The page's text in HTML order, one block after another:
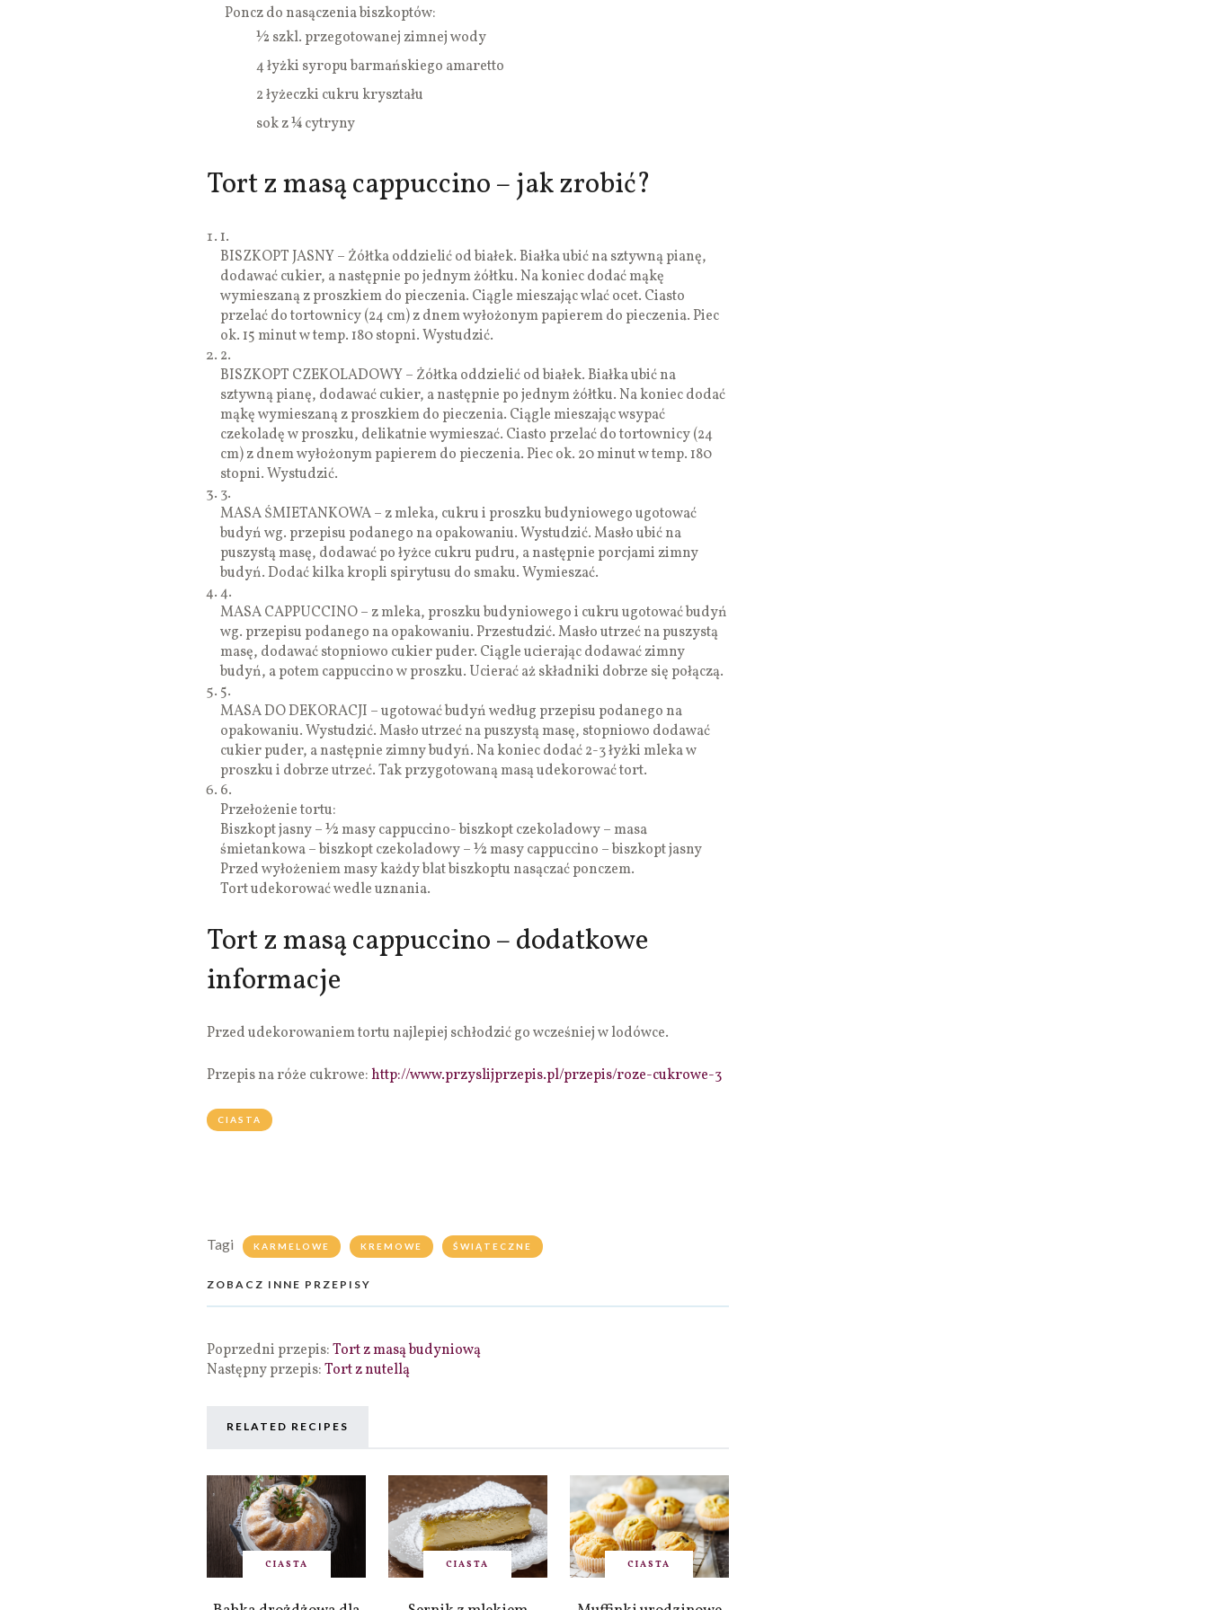
Poncz do nasączenia biszkoptów:
½ szkl. przegotowanej zimnej wody
4 łyżki syropu barmańskiego amaretto
2 łyżeczki cukru kryształu
sok z ¼ cytryny
Tort z masą cappuccino – jak zrobić?
1.
BISZKOPT JASNY – Żółtka oddzielić od białek. Białka ubić na sztywną pianę,
dodawać cukier, a następnie po jednym żółtku. Na koniec dodać mąkę
wymieszaną z proszkiem do pieczenia. Ciągle mieszając wlać ocet. Ciasto
przelać do tortownicy (24 cm) z dnem wyłożonym papierem do pieczenia. Piec
ok. 15 minut w temp. 180 stopni. Wystudzić.
2.
BISZKOPT CZEKOLADOWY – Żółtka oddzielić od białek. Białka ubić na
sztywną pianę, dodawać cukier, a następnie po jednym żółtku. Na koniec dodać
mąkę wymieszaną z proszkiem do pieczenia. Ciągle mieszając wsypać
czekoladę w proszku, delikatnie wymieszać. Ciasto przelać do tortownicy (24
cm) z dnem wyłożonym papierem do pieczenia. Piec ok. 20 minut w temp. 180
stopni. Wystudzić.
3.
MASA ŚMIETANKOWA – z mleka, cukru i proszku budyniowego ugotować
budyń wg. przepisu podanego na opakowaniu. Wystudzić. Masło ubić na
puszystą masę, dodawać po łyżce cukru pudru, a następnie porcjami zimny
budyń. Dodać kilka kropli spirytusu do smaku. Wymieszać.
4.
MASA CAPPUCCINO – z mleka, proszku budyniowego i cukru ugotować budyń
wg. przepisu podanego na opakowaniu. Przestudzić. Masło utrzeć na puszystą
masę, dodawać stopniowo cukier puder. Ciągle ucierając dodawać zimny
budyń, a potem cappuccino w proszku. Ucierać aż składniki dobrze się połączą.
5.
MASA DO DEKORACJI – ugotować budyń według przepisu podanego na
opakowaniu. Wystudzić. Masło utrzeć na puszystą masę, stopniowo dodawać
cukier puder, a następnie zimny budyń. Na koniec dodać 2-3 łyżki mleka w
proszku i dobrze utrzeć. Tak przygotowaną masą udekorować tort.
6.
Przełożenie tortu:
Biszkopt jasny – ½ masy cappuccino- biszkopt czekoladowy – masa
śmietankowa – biszkopt czekoladowy – ½ masy cappuccino – biszkopt jasny
Przed wyłożeniem masy każdy blat biszkoptu nasączać ponczem.
Tort udekorować wedle uznania.
Tort z masą cappuccino – dodatkowe
informacje
Przed udekorowaniem tortu najlepiej schłodzić go wcześniej w lodówce.
Przepis na róże cukrowe:http://www.przyslijprzepis.pl/przepis/roze-cukrowe-3
CIASTA
Tagi KARMELOWE KREMOWE ŚWIĄTECZNE
ZOBACZ INNE PRZEPISY
Poprzedni przepis:Tort z masą budyniową
Następny przepis:Tort z nutellą
RELATED RECIPES
CIASTA CIASTA CIASTA